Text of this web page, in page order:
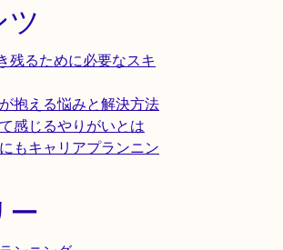
ツ
残るために必要なスキ
抱える悩みと解決方法
感じるやりがいとは
もキャリアプランニン
ー